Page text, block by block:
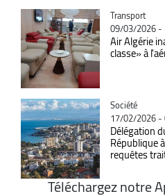
Catégorie
Transport
09/03/2026 -
Air Algérie
classe» à
Catégorie
Société
17/02/2026 -
Délégation
République
requêtes
Téléchargez notre